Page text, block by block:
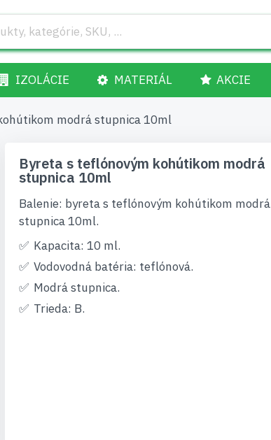
IZOLÁCIE MATERIÁL AKCIE
modrá stupnica 10ml
Byreta s teflónovým kohútikom modrá
stupnica 10ml
Balenie: byreta s teflónovým kohútikom modrá
stupnica 10ml.
Kapacita: 10 ml.
Vodovodná batéria: teflónová.
Modrá stupnica.
Trieda: B.